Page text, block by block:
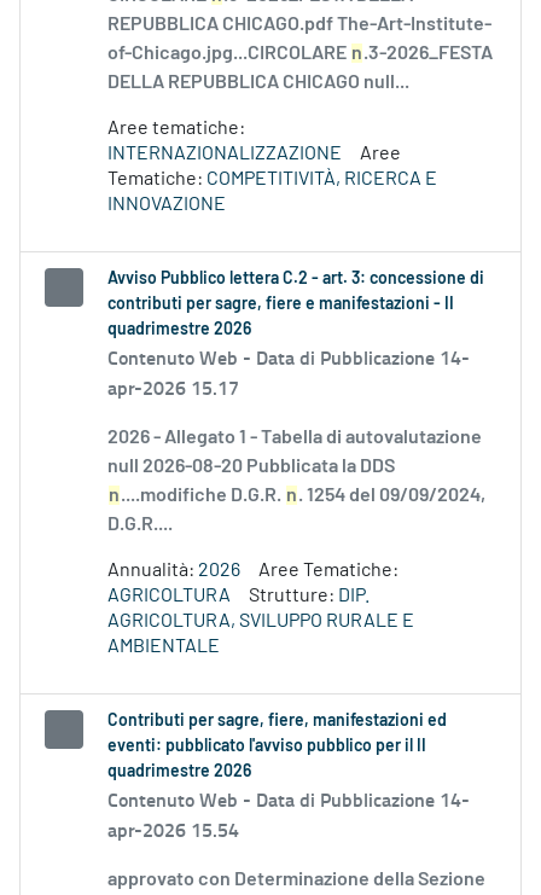
REPUBBLICA CHICAGO.pdf The-Art-Institute-
of-Chicago.jpg...CIRCOLARE n.3-2026_FESTA
DELLA REPUBBLICA CHICAGO null...
Aree tematiche:
INTERNAZIONALIZZAZIONE
Aree
Tematiche: COMPETITIVITÀ, RICERCA E
INNOVAZIONE
Avviso Pubblico lettera C.2 - art. 3: concessione di
contributi per sagre, fiere e manifestazioni - II
quadrimestre 2026
Contenuto Web - Data di Pubblicazione 14-
apr-2026 15.17
2026 - Allegato 1 - Tabella di autovalutazione
null 2026-08-20 Pubblicata la DDS
n....modifiche D.G.R. n. 1254 del 09/09/2024,
D.G.R....
Annualità: 2026
Aree Tematiche:
AGRICOLTURA
Strutture: DIP.
AGRICOLTURA, SVILUPPO RURALE E
AMBIENTALE
Contributi per sagre, fiere, manifestazioni ed
eventi: pubblicato l'avviso pubblico per il II
quadrimestre 2026
Contenuto Web - Data di Pubblicazione 14-
apr-2026 15.54
approvato con Determinazione della Sezione